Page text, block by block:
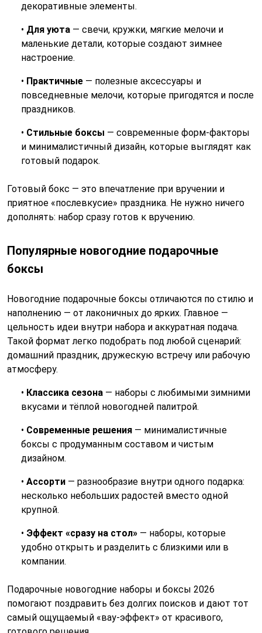
декоративные элементы.
• Для уюта — свечи, кружки, мягкие мелочи и
маленькие детали, которые создают зимнее
настроение.
• Практичные — полезные аксессуары и
повседневные мелочи, которые пригодятся и после
праздников.
• Стильные боксы — современные форм-факторы
и минималистичный дизайн, которые выглядят как
готовый подарок.
Готовый бокс — это впечатление при вручении и
приятное «послевкусие» праздника. Не нужно ничего
дополнять: набор сразу готов к вручению.
Популярные новогодние подарочные
боксы
Новогодние подарочные боксы отличаются по стилю и
наполнению — от лаконичных до ярких. Главное —
цельность идеи внутри набора и аккуратная подача.
Такой формат легко подобрать под любой сценарий:
домашний праздник, дружескую встречу или рабочую
атмосферу.
• Классика сезона — наборы с любимыми зимними
вкусами и тёплой новогодней палитрой.
• Современные решения — минималистичные
боксы с продуманным составом и чистым
дизайном.
• Ассорти — разнообразие внутри одного подарка:
несколько небольших радостей вместо одной
крупной.
• Эффект «сразу на стол» — наборы, которые
удобно открыть и разделить с близкими или в
компании.
Подарочные новогодние наборы и боксы 2026
помогают поздравить без долгих поисков и дают тот
самый ощущаемый «вау-эффект» от красивого,